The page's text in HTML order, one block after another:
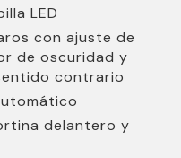
LED
con ajuste de
de oscuridad y
contrario
delantero y